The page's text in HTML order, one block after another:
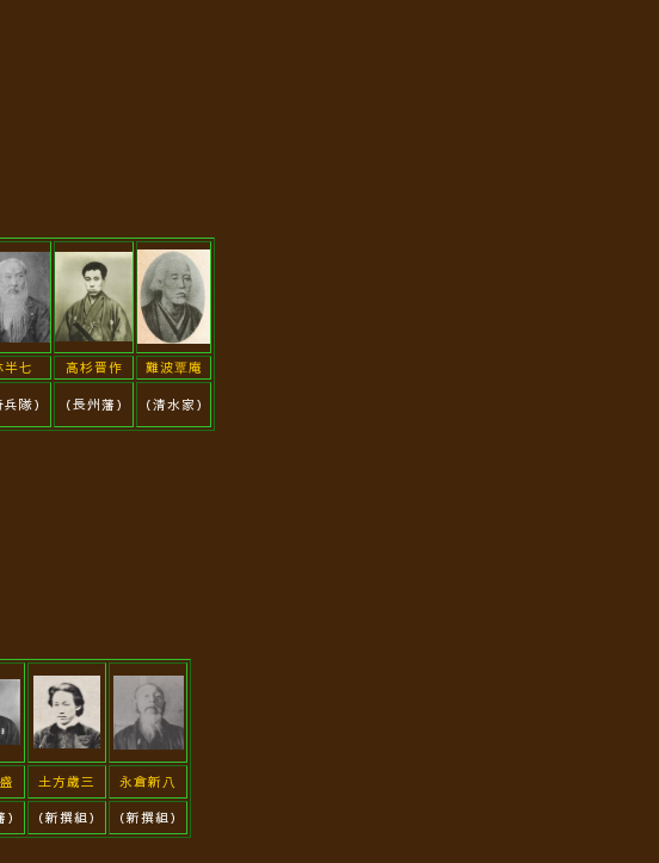
半七 高杉晋作 難波覃庵
兵隊） （長州藩） （清水家）
土方歳三
永倉新八
（新撰組） （新撰組）